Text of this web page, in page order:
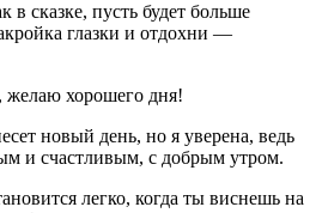
в сказке, пусть будет больше
глазки и отдохни —
желаю хорошего дня!
новый день, но я уверена, ведь
и счастливым, с добрым утром.
легко, когда ты виснешь на